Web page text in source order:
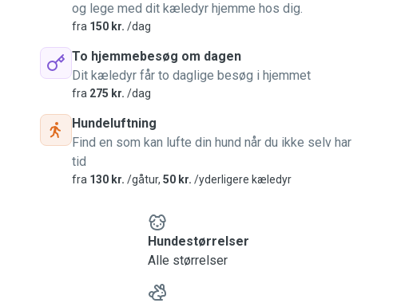
og lege med dit kæledyr hjemme hos dig.
fra 150 kr. /dag
To hjemmebesøg om dagen
Dit kæledyr får to daglige besøg i hjemmet
fra 275 kr. /dag
Hundeluftning
Find en som kan lufte din hund når du ikke selv har
tid
fra 130 kr. /gåtur, 50 kr. /yderligere kæledyr
Hundestørrelser
Alle størrelser